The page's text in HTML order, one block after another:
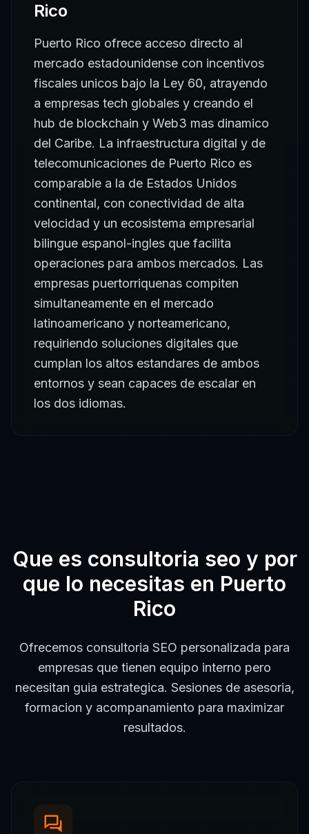
Rico
Puerto Rico ofrece acceso directo al
mercado estadounidense con incentivos
fiscales unicos bajo la Ley 60, atrayendo
a empresas tech globales y creando el
hub de blockchain y Web3 mas dinamico
del Caribe. La infraestructura digital y de
telecomunicaciones de Puerto Rico es
comparable a la de Estados Unidos
continental, con conectividad de alta
velocidad y un ecosistema empresarial
bilingue espanol-ingles que facilita
operaciones para ambos mercados. Las
empresas puertorriquenas compiten
simultaneamente en el mercado
latinoamericano y norteamericano,
requiriendo soluciones digitales que
cumplan los altos estandares de ambos
entornos y sean capaces de escalar en
los dos idiomas.
Que es consultoria seo y por
que lo necesitas en Puerto
Rico
Ofrecemos consultoria SEO personalizada para
empresas que tienen equipo interno pero
necesitan guia estrategica. Sesiones de asesoria,
formacion y acompanamiento para maximizar
resultados.